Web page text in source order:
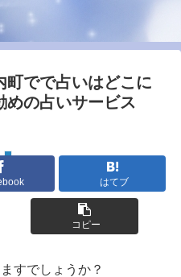
町でで占いはどこに
めの占いサービス
はてブ
コピー
すでしょうか？